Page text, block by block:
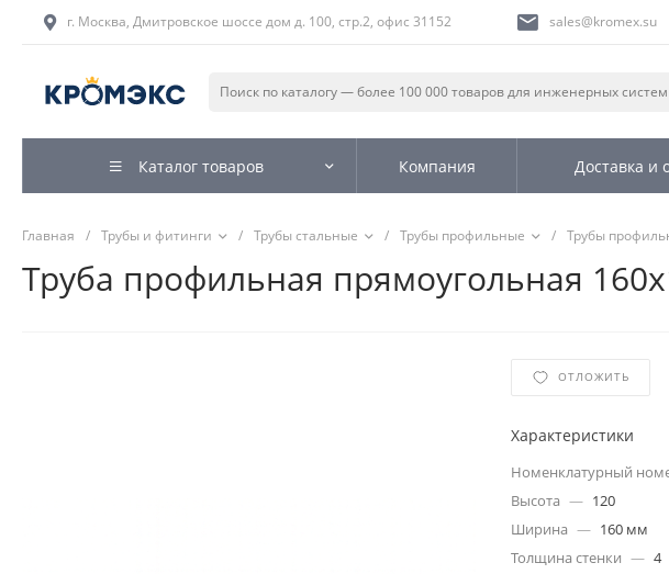
г. Москва, Дмитровское шоссе дом д. 100, стр.2, офис 31152 sales@kromex.su
Каталог товаров Компания Доставка и
Главная / Трубы и фитинги / Трубы стальные / Трубы профильные / Трубы
Труба профильная прямоугольная
ОТЛОЖИТЬ
Характеристики
Номенклатурный
Высота — 120
Ширина — 160 мм
Толщина стенки — 4